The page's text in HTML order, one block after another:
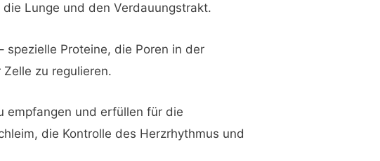
Lunge und den Verdauungstrakt.
spezielle Proteine, die Poren in der
zu regulieren.
empfangen und erfüllen für die
die Kontrolle des Herzrhythmus und